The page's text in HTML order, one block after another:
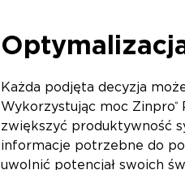
Każda podjęta decyzja
Wykorzystując moc Zinpro®
zwiększyć produktywność
informacje potrzebne do
uwolnić potencjał swoich